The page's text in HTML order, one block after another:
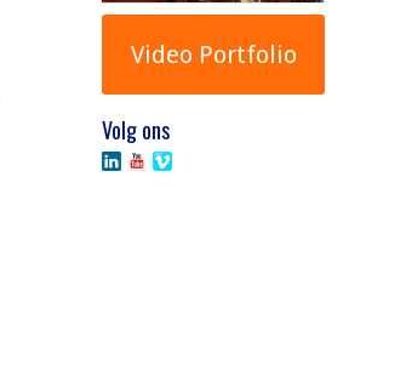
Video Portfolio
Volg ons